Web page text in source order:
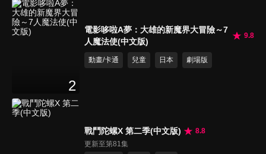
2
電影哆啦A夢：大雄的新魔界大冒險～7
人魔法使(中文版)
9.8
動畫/卡通 兒童 日本 劇場版
戰鬥陀螺X 第二季(中文版)
8.8
更新至第81集